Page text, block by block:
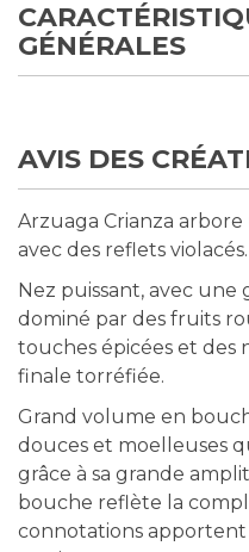
GÉNÉRALES
AVIS DES
Arzuaga Crianza
avec des reflets
Nez puissant, avec
dominé par des fruits
touches épicées et des
finale torréfiée.
Grand volume en
douces et moelleuses
grâce à sa grande
bouche reflète la
connotations